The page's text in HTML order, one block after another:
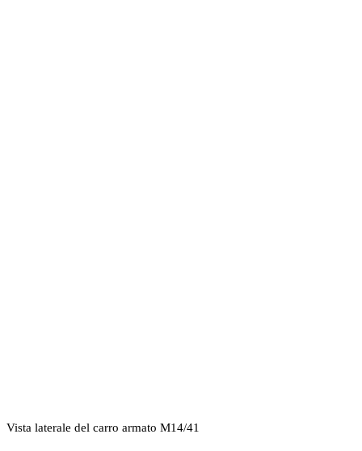
Vista laterale del carro armato M14/41